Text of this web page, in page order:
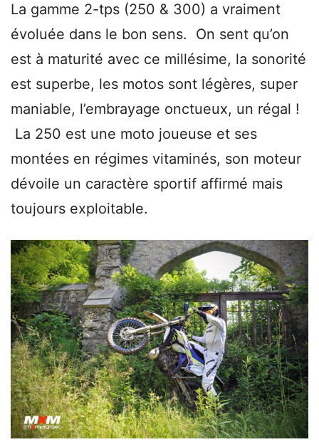
La gamme 2-tps (250 & 300) a vraiment
évoluée dans le bon sens. On sent qu’on
est à maturité avec ce millésime, la sonorité
est superbe, les motos sont légères, super
maniable, l’embrayage onctueux, un régal !
La 250 est une moto joueuse et ses
montées en régimes vitaminés, son moteur
dévoile un caractère sportif affirmé mais
toujours exploitable.